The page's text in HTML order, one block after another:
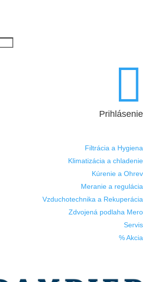

Prihlásenie
Filtrácia a Hygiena
Klimatizácia a chladenie
Kúrenie a Ohrev
Meranie a regulácia
Vzduchotechnika a Rekuperácia
Zdvojená podlaha Mero
Servis
% Akcia